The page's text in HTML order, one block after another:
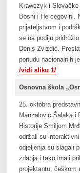
Krawczyk i
Bosni i Hercegovini.
prijateljstvom i
se na podiju
Denis Zvizdić.
ponudu nacionalnih
/vidi sliku 1/
Osnovna škola
25. oktobra
Manzalović Šalaka i
Historije Smiljom
održali su
odjeljenja su slagali
zdanja i tako imali
projektantu, češkom